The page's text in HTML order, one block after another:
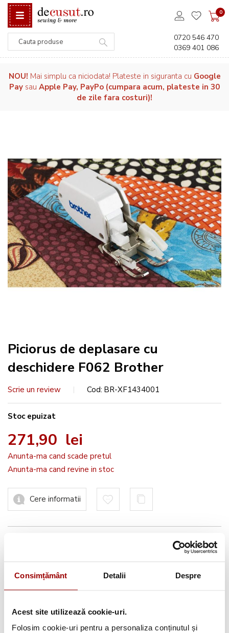
Consimțământ Detalii Despre
Acest site utilizează cookie-uri.
Folosim cookie-uri pentru a personaliza conținutul și
0
0720 546 470
0369 401 086
NOU! Mai simplu ca niciodata! Plateste in siguranta cu Google
Pay sau Apple Pay, PayPo (cumpara acum, plateste in 30
de zile fara costuri)!
Piciorus de deplasare cu
deschidere F062 Brother
Scrie un review Cod BR-XF1434001
Stoc epuizat
271,90 lei
Anunta-ma cand scade pretul
Anunta-ma cand revine in stoc
Cere informatii
Avantajele tale:
Consultantaprofesionala